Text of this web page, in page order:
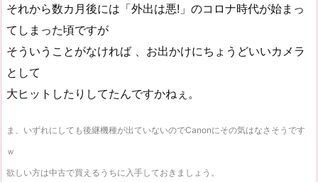
それから数カ月後には「外出は悪!」のコロナ時代が始まっ
てしまった頃ですが
そういうことがなければ 、お出かけにちょうどいいカメラ
として
大ヒットしたりしてたんですかねぇ。
ま、いずれにしても後継機種が出ていないのでCanonにその気はなさそうです
ｗ
欲しい方は中古で買えるうちに入手しておきましょう。